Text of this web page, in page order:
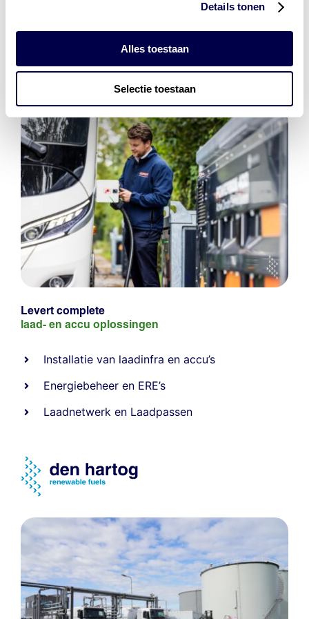
Details tonen
Alles toestaan
Selectie toestaan
vier divisies
Levert complete
laad- en accu oplossingen
Installatie van laadinfra en accu’s
Energiebeheer en ERE’s
Laadnetwerk en Laadpassen